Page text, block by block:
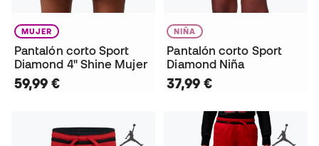
MUJER
Pantalón corto Sport
Diamond 4" Shine Mujer
59,99 €
NIÑA
Pantalón corto Sport
Diamond Niña
37,99 €